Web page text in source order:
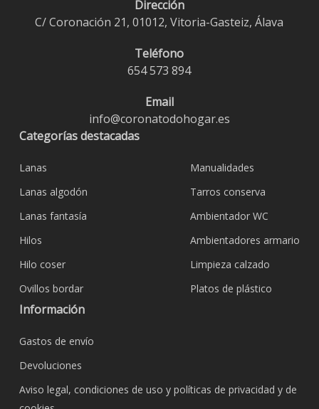
Dirección
C/ Coronación 21, 01012, Vitoria-Gasteiz, Álava
Teléfono
654 573 894
Email
info@coronatodohogar.es
Categorías destacadas
Lanas
Lanas algodón
Lanas fantasía
Hilos
Hilo coser
Ovillos bordar
Manualidades
Tarros conserva
Ambientador WC
Ambientadores armario
Limpieza calzado
Platos de plástico
Información
Gastos de envío
Devoluciones
Aviso legal, condiciones de uso y políticas de privacidad y de